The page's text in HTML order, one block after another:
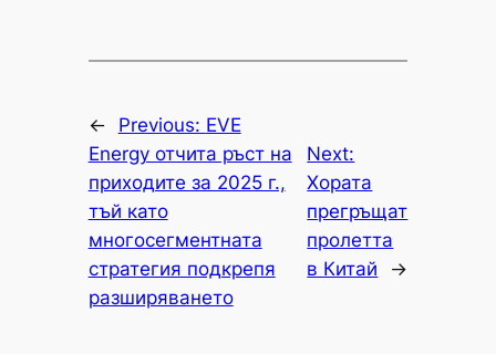
← Previous: EVE
Energy отчита ръст на
приходите за 2025 г.,
тъй като
многосегментната
стратегия подкрепя
разширяването
Next:
Хората
прегръщат
пролетта
в Китай
→